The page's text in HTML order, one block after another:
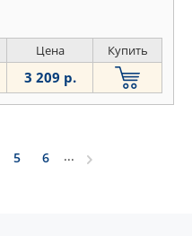
Цена Купить
3 209 р.
5 6 ...